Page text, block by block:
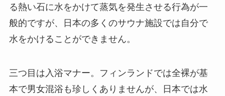
る熱い石に水をかけて蒸気を発生させる行為が一
般的ですが、日本の多くのサウナ施設では自分で
水をかけることができません。
三つ目は入浴マナー。フィンランドでは全裸が基
本で男女混浴も珍しくありませんが、日本では水